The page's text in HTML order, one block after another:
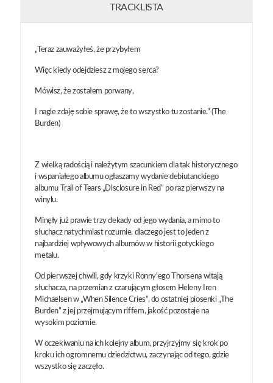
TRACKLISTA
„Teraz zauważyłeś, że przybyłem
Więc kiedy odejdziesz z mojego serca?
Mówisz, że zostałem porwany,
I nagle zdaję sobie sprawę, że to wszystko tu zostanie.” (The
Burden)
Z wielką radością i należytym szacunkiem dla tak historycznego
i wspaniałego albumu ogłaszamy wydanie debiutanckiego
albumu Trail of Tears „Disclosure in Red” po raz pierwszy na
winylu.
Minęły już prawie trzy dekady od jego wydania, a mimo to
słuchacz natychmiast rozumie, dlaczego jest to jeden z
najbardziej wpływowych albumów w historii gotyckiego
metalu.
Od pierwszej chwili, gdy krzyki Ronny'ego Thorsena witają
słuchacza, na przemian z czarującym głosem Heleny Iren
Michaelsen w „When Silence Cries“, do ostatniej piosenki „The
Burden” z jej przejmującym riffem, jakość pozostaje na
wysokim poziomie.
W oczekiwaniu na ich kolejny album, przyjrzyjmy się krok po
kroku ich ogromnemu dziedzictwu, zaczynając od tego, gdzie
wszystko się zaczęło.